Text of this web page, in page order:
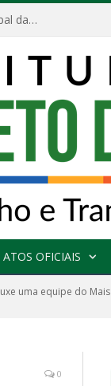
Escola Municipal Divino Espírito Santo conquista etapa municipal da V Feira Amazonense de Matemática
ATOS OFICIAIS
uma equipe do Mais
0